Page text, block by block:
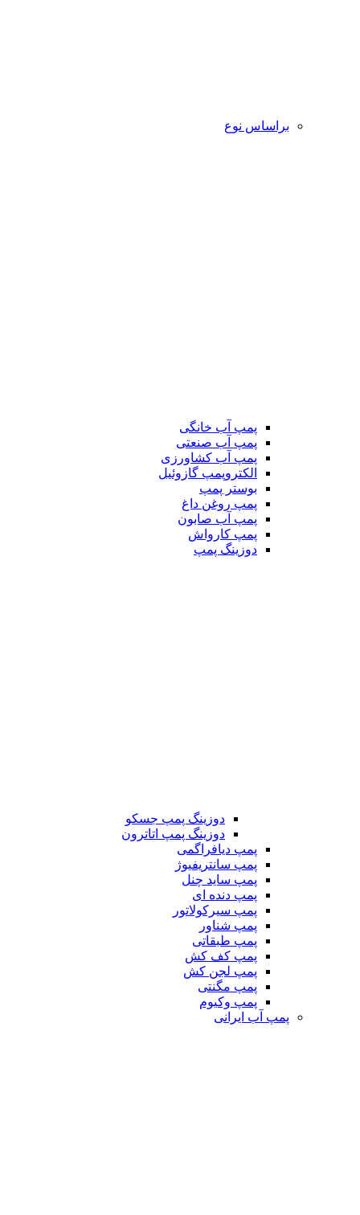
براساس نوع
پمپ آب خانگی
پمپ آب صنعتی
پمپ آب کشاورزی
الکتروپمپ گازوئیل
بوستر پمپ
پمپ روغن داغ
پمپ آب صابون
پمپ کارواش
دوزینگ پمپ
دوزینگ پمپ جسکو
دوزینگ پمپ اتاترون
پمپ دیافراگمی
پمپ سانتریفیوژ
پمپ ساید چنل
پمپ دنده ای
پمپ سیرکولاتور
پمپ شناور
پمپ طبقاتی
پمپ کف کش
پمپ لجن کش
پمپ مگنتی
پمپ وکیوم
پمپ آب ایرانی